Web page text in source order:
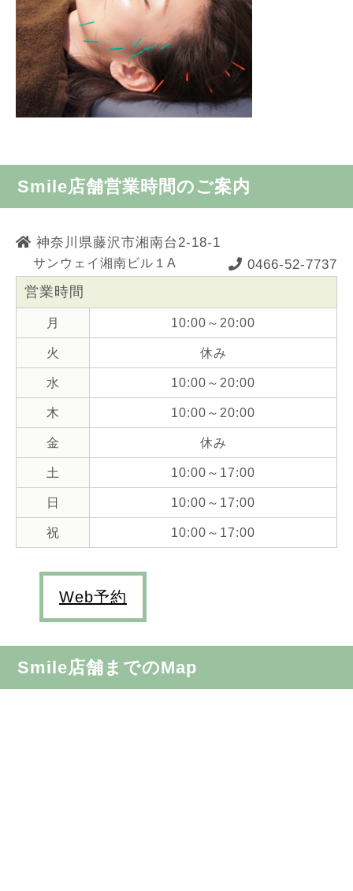
Smile店舗営業時間のご案内
神奈川県藤沢市湘南台2-18-1
サンウェイ湘南ビル１A 0466-52-7737
営業時間
月 10:00～20:00
火 休み
水 10:00～20:00
木 10:00～20:00
金 休み
土 10:00～17:00
日 10:00～17:00
祝 10:00～17:00
Web予約
Smile店舗までのMap